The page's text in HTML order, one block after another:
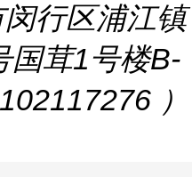
行区浦江镇
国茸1号楼B-
）